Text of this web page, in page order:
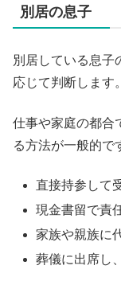
別居の息子
別居している息子
応じて判断します。
仕事や家庭の都合
る方法が一般的で
直接持参して
現金書留で責
家族や親族に
葬儀に出席し